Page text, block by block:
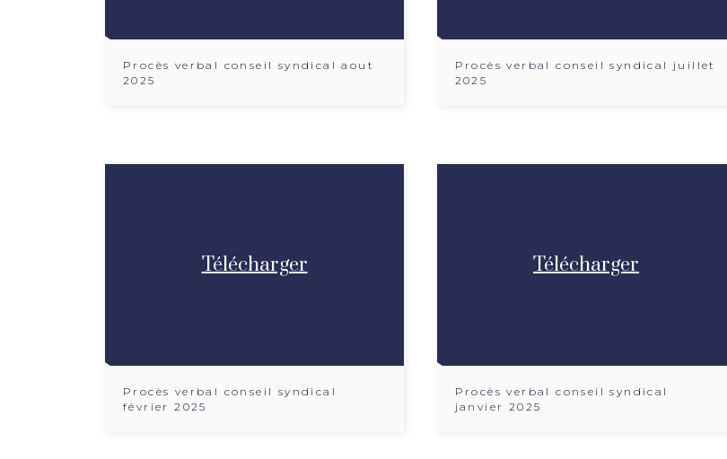
Procès verbal conseil syndical aout
2025
Procès verbal conseil syndical juillet
2025
Télécharger
Procès verbal conseil syndical
février 2025
Télécharger
Procès verbal conseil syndical
janvier 2025